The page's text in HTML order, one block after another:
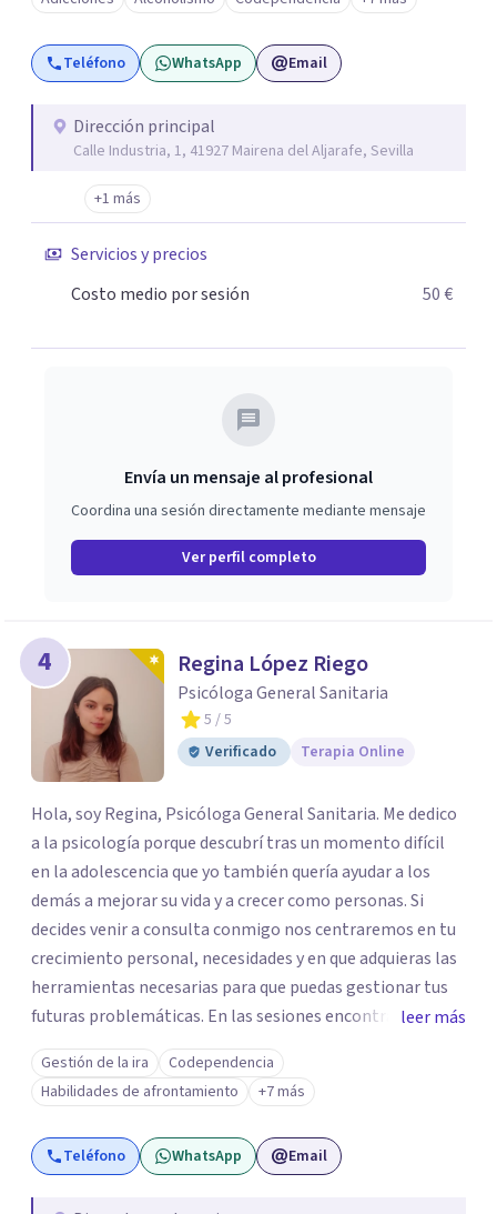
cantidad de familias y pacientes que confían en nuestro
equipo humano especializado, con años de experiencia en
el campo de las drogodependencias y adicciones
en la clínica de desintoxicación o el ingreso en Comunidad
Terapéutica si prefieres aislarte del exterior y protegerte
de recaídas durante el síndrome de abstinencia. También
tendrás disponible el tratamiento y terapia grupal o
nuestras consultas externas situadas en Mairena del
Aljarafe o mediante videoconferencia. O compaginar la
apoyo al tratamiento y pisos terapéuticos.
Teléfono WhatsApp Email
Dirección principal
Calle Industria, 1, 41927 Mairena del Aljarafe, Sevilla
+1 más
Servicios y precios
Costo medio por sesión
50 €
Envía un mensaje al profesional
Coordina una sesión directamente mediante mensaje
Ver perfil completo
4 Regina López Riego
Psicóloga General Sanitaria
5 / 5
Verificado
Terapia Online
Hola, soy Regina, Psicóloga General Sanitaria. Me dedico
a la psicología porque descubrí tras un momento difícil
en la adolescencia que yo también quería ayudar a los
demás a mejorar su vida y a crecer como personas. Si
decides venir a consulta conmigo nos centraremos en tu
crecimiento personal, necesidades y en que adquieras las
herramientas necesarias para que puedas gestionar tus
futuras problemáticas. En las sesiones encontrarás un
lugar donde abrirte y expresarte sin juicios, donde
explorar tus emociones, conocerte, solucionar tus
heridas y trabajar en tu crecimiento. personal
leer más
Gestión de la ira
Codependencia
Habilidades de afrontamiento
+7 más
Teléfono WhatsApp Email